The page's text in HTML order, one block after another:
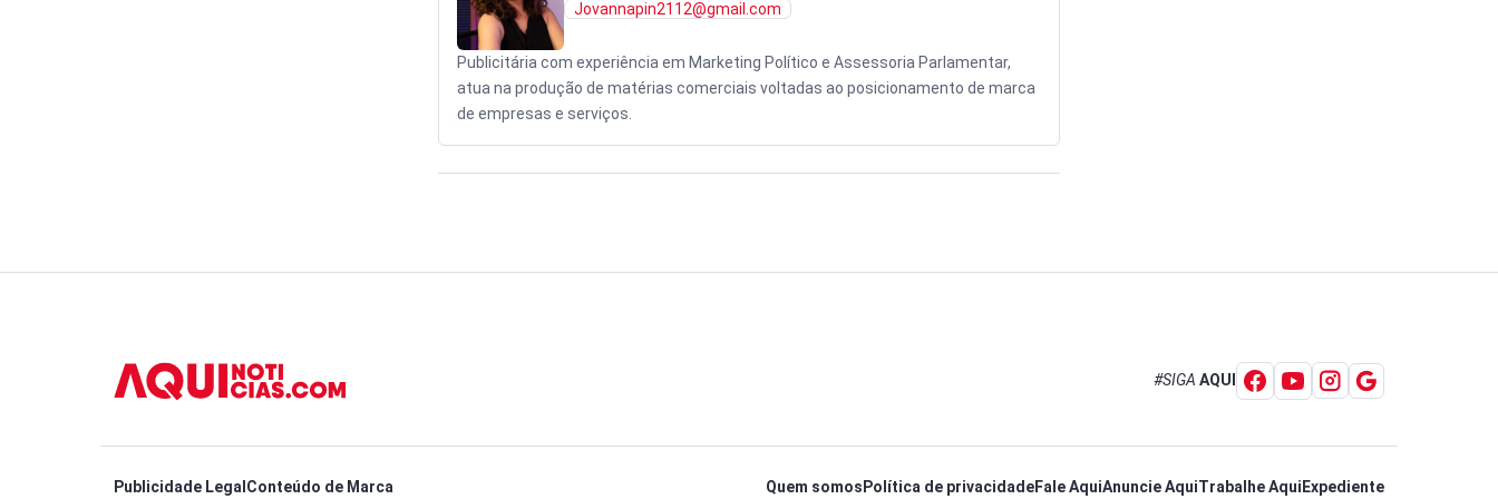
Jovannapin2112@gmail.com
Publicitária com experiência em Marketing Político e Assessoria Parlamentar,
atua na produção de matérias comerciais voltadas ao posicionamento de marca
de empresas e serviços.
#SIGA AQUI
Publicidade Legal Conteúdo de Marca Quem somos Política de privacidadeFale AquiAnuncie AquiTrabalhe Aqui Expediente